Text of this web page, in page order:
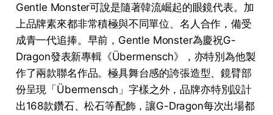
Gentle Monster可說是隨著韓流崛起的眼鏡代表。加
上品牌素來都非常積極與不同單位、名人合作，備受
成青一代追捧。早前，Gentle Monster為慶祝G-
Dragon發表新專輯《Übermensch》，亦特別為他製
作了兩款聯名作品。極具舞台感的誇張造型、鏡臂部
份呈現「Übermensch」字樣之外，品牌亦特別設計
出168款鑽石、松石等配飾，讓G-Dragon每次出場都